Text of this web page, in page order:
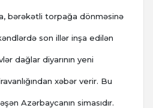
bərəkətli torpağa dönməsinə
son illər inşa edilən
dağlar diyarının yeni
xəbər verir. Bu
Azərbaycanın simasıdır.